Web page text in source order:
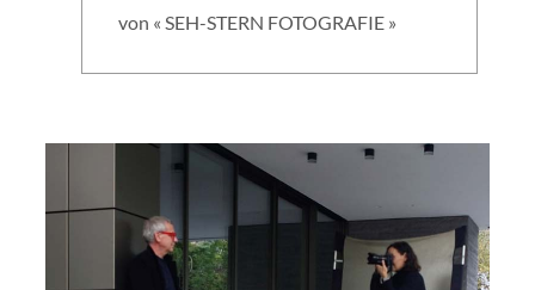
von « SEH-STERN FOTOGRAFIE »